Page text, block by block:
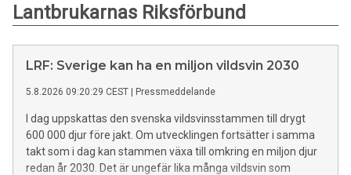
Lantbrukarnas Riksförbund
LRF: Sverige kan ha en miljon vildsvin 2030
5.8.2026 09:20:29 CEST Pressmeddelande
I dag uppskattas den svenska vildsvinsstammen till drygt
600 000 djur före jakt. Om utvecklingen fortsätter i samma
takt som i dag kan stammen växa till omkring en miljon djur
redan år 2030. Det är ungefär lika många vildsvin som